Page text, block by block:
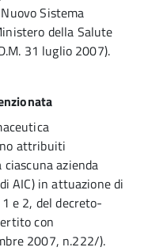
Sistema
della Salute
31 luglio 2007).
attribuiti
ciascuna azienda
AIC) in attuazione di
e 2, del decreto-
con
2007, n.222/).